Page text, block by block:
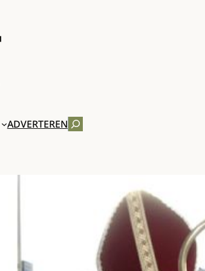
ADVERTERENZOEKEN